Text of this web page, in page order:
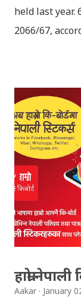
held last year.
2066/67,
Download the
if you want to
can follow
Download
REGULAR:
division First
Division
Withheld ...
हाम्रो
Aakar January